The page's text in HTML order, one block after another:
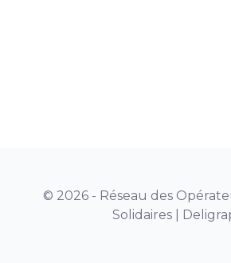
© 2026 - Réseau des
Solidaires |